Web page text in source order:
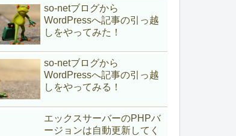
so-netブログから
WordPressへ記事の引っ越
しをやってみた！
so-netブログから
WordPressへ記事の引っ越
しをやってみる！
エックスサーバーのPHPバ
ージョンは自動更新してく